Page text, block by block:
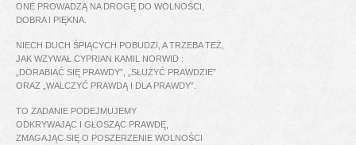
ONE PROWADZĄ NA DROGĘ DO WOLNOŚCI,
DOBRA I PIĘKNA.
NIECH DUCH ŚPIĄCYCH POBUDZI, A TRZEBA TEŻ,
JAK WZYWAŁ CYPRIAN KAMIL NORWID :
„DORABIAĆ SIĘ PRAWDY”, „SŁUŻYĆ PRAWDZIE”
ORAZ „WALCZYĆ PRAWDĄ I DLA PRAWDY”.
TO ZADANIE PODEJMUJEMY
ODKRYWAJĄC I GŁOSZĄC PRAWDĘ,
ZMAGAJĄC SIĘ O POSZERZENIE WOLNOŚCI